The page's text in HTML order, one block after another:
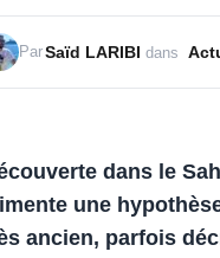
ParSaïd LARIBI dans
dans le
une
ancien, parfois